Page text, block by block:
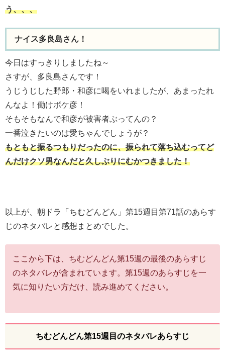
う、、、
ナイス多良島さん！
今日はすっきりしましたね～
さすが、多良島さんです！
うじうじした野郎・和彦に喝をいれましたが、あまったれ
んなよ！働けボケ彦！
そもそもなんで和彦が被害者ぶってんの？
一番泣きたいのは愛ちゃんでしょうが？
もともと振るつもりだったのに、振られて落ち込むってど
んだけクソ男なんだと久しぶりにむかつきました！
以上が、朝ドラ「ちむどんどん」第15週目第71話のあらす
じのネタバレと感想まとめでした。
ここから下は、ちむどんどん第15週の最後のあらすじ
のネタバレが含まれています。第15週のあらすじを一
気に知りたい方だけ、読み進めてください。
ちむどんどん第15週目のネタバレあらすじ